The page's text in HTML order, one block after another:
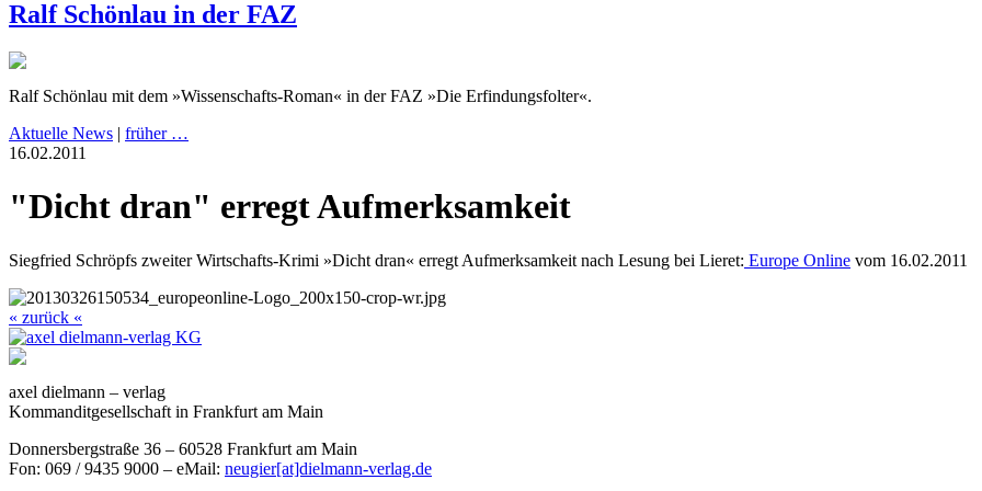
Ralf Schönlau in der FAZ
Ralf Schönlau mit dem »Wissenschafts-Roman« in der FAZ »Die Erfindungsfolter«.
Aktuelle News | früher …
16.02.2011
"Dicht dran" erregt Aufmerksamkeit
Siegfried Schröpfs zweiter Wirtschafts-Krimi »Dicht dran« erregt Aufmerksamkeit nach Lesung bei Lieret: Europe Online vom 16.02.2011
« zurück «
axel dielmann – verlag
Kommanditgesellschaft in Frankfurt am Main
Donnersbergstraße 36 – 60528 Frankfurt am Main
Fon: 069 / 9435 9000 – eMail: neugier[at]dielmann-verlag.de